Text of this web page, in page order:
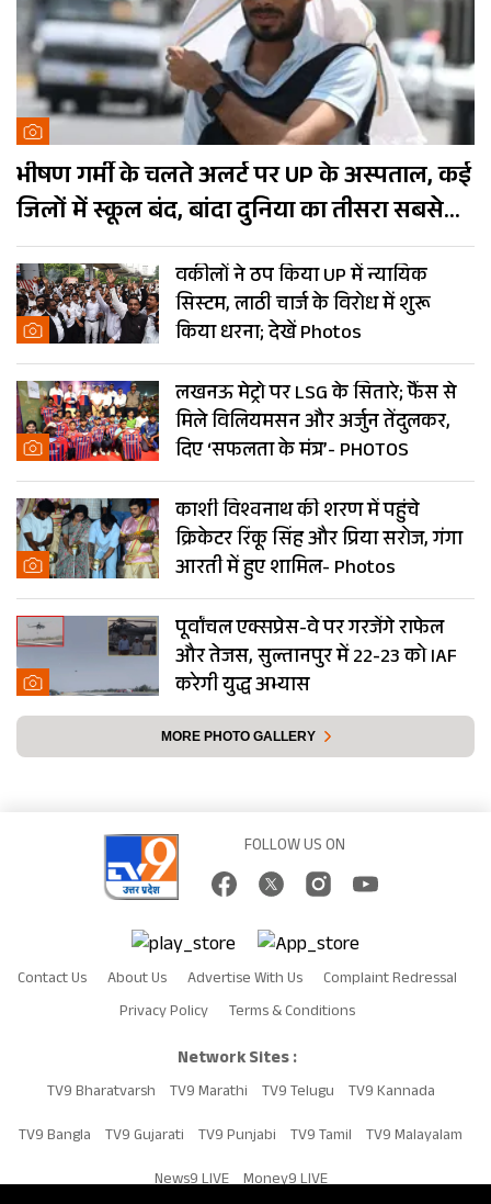
भीषण गर्मी के चलते अलर्ट पर UP के अस्पताल, कई
जिलों में स्कूल बंद, बांदा दुनिया का तीसरा सबसे
गर्म शहर
वकीलों ने ठप किया UP में न्यायिक
सिस्टम, लाठी चार्ज के विरोध में शुरू
किया धरना; देखें Photos
लखनऊ मेट्रो पर LSG के सितारे; फैंस से
मिले विलियमसन और अर्जुन तेंदुलकर,
दिए ‘सफलता के मंत्र’- PHOTOS
काशी विश्वनाथ की शरण में पहुंचे
क्रिकेटर रिंकू सिंह और प्रिया सरोज, गंगा
आरती में हुए शामिल- Photos
पूर्वांचल एक्सप्रेस-वे पर गरजेंगे राफेल
और तेजस, सुल्तानपुर में 22-23 को IAF
करेगी युद्ध अभ्यास
MORE PHOTO GALLERY
FOLLOW US ON
Contact Us About Us Advertise With Us
Complaint Redressal
Privacy Policy
Terms & Conditions
Network Sites :
TV9 Bharatvarsh TV9 Marathi TV9 Telugu TV9 Kannada
TV9 Bangla TV9 Gujarati TV9 Punjabi TV9 Tamil TV9 Malayalam
News9 LIVE Money9 LIVE